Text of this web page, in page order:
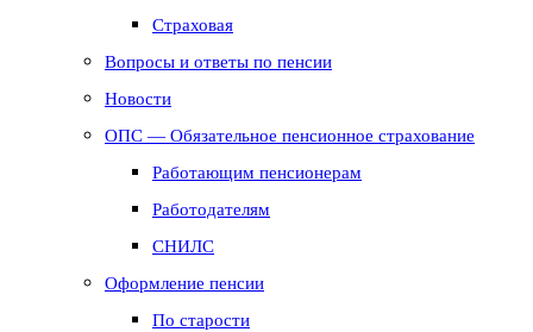
Страховая
Вопросы и ответы по пенсии
Новости
ОПС — Обязательное пенсионное страхование
Работающим пенсионерам
Работодателям
СНИЛС
Оформление пенсии
По старости